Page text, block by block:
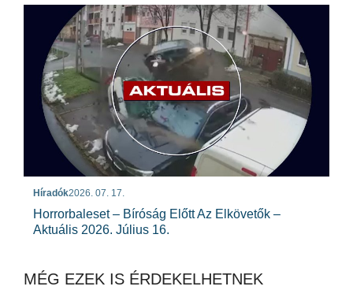
Híradók2026. 07. 17.
Horrorbaleset – Bíróság Előtt Az Elkövetők –
Aktuális 2026. Július 16.
MÉG EZEK IS ÉRDEKELHETNEK